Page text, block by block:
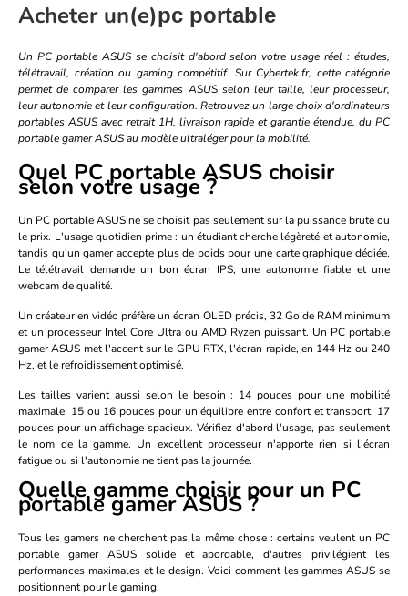
Acheter un(e)pc portable
Un PC portable ASUS se choisit d'abord selon votre usage réel : études,
télétravail, création ou gaming compétitif. Sur Cybertek.fr, cette catégorie
permet de comparer les gammes ASUS selon leur taille, leur processeur,
leur autonomie et leur configuration. Retrouvez un large choix d'ordinateurs
portables ASUS avec retrait 1H, livraison rapide et garantie étendue, du PC
portable gamer ASUS au modèle ultraléger pour la mobilité.
Quel PC portable ASUS choisir
selon votre usage ?
Un PC portable ASUS ne se choisit pas seulement sur la puissance brute ou
le prix. L'usage quotidien prime : un étudiant cherche légèreté et autonomie,
tandis qu'un gamer accepte plus de poids pour une carte graphique dédiée.
Le télétravail demande un bon écran IPS, une autonomie fiable et une
webcam de qualité.
Un créateur en vidéo préfère un écran OLED précis, 32 Go de RAM minimum
et un processeur Intel Core Ultra ou AMD Ryzen puissant. Un PC portable
gamer ASUS met l'accent sur le GPU RTX, l'écran rapide, en 144 Hz ou 240
Hz, et le refroidissement optimisé.
Les tailles varient aussi selon le besoin : 14 pouces pour une mobilité
maximale, 15 ou 16 pouces pour un équilibre entre confort et transport, 17
pouces pour un affichage spacieux. Vérifiez d'abord l'usage, pas seulement
le nom de la gamme. Un excellent processeur n'apporte rien si l'écran
fatigue ou si l'autonomie ne tient pas la journée.
Quelle gamme choisir pour un PC
portable gamer ASUS ?
Tous les gamers ne cherchent pas la même chose : certains veulent un PC
portable gamer ASUS solide et abordable, d'autres privilégient les
performances maximales et le design. Voici comment les gammes ASUS se
positionnent pour le gaming.